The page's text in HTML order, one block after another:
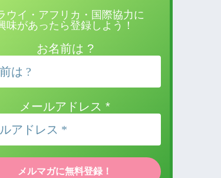
ウイ・アフリカ・国際協力に
味があったら登録しよう！
お名前は ?
メールアドレス*